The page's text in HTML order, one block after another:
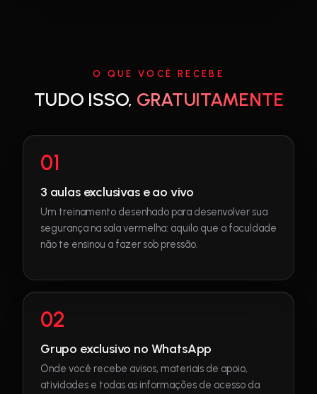
O QUE VOCÊ RECEBE
TUDO ISSO, GRATUITAMENTE
01
3 aulas exclusivas e ao vivo
Um treinamento desenhado para desenvolver sua
segurança na sala vermelha: aquilo que a faculdade
não te ensinou a fazer sob pressão.
02
Grupo exclusivo no WhatsApp
Onde você recebe avisos, materiais de apoio,
atividades e todas as informações de acesso da